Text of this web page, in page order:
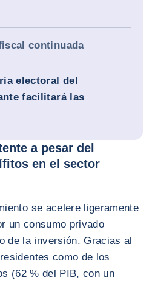
continuada
electoral del
facilitará las
a pesar del
en el sector
se acelere ligeramente
un consumo privado
de la inversión. Gracias al
como de los
(62 % del PIB, con un